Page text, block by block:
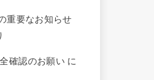
重要なお知らせ
確認のお願い に